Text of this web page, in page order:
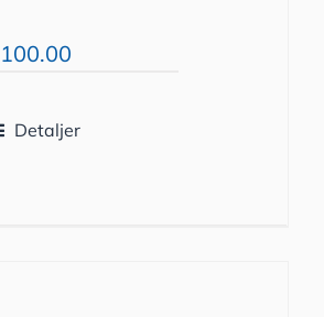
100.00
Detaljer